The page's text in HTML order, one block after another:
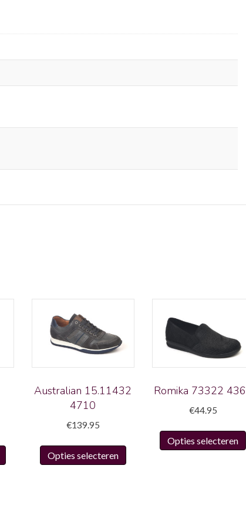
Dit
Australian 15.11432
4710
€139.95
Opties selecteren
Dit
Romika 73322
€44.95
Opties selecteren